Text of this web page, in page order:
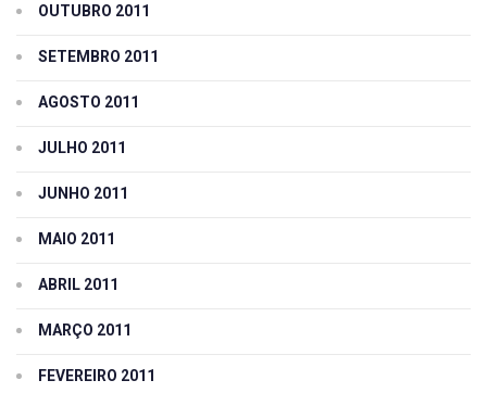
OUTUBRO 2011
SETEMBRO 2011
AGOSTO 2011
JULHO 2011
JUNHO 2011
MAIO 2011
ABRIL 2011
MARÇO 2011
FEVEREIRO 2011